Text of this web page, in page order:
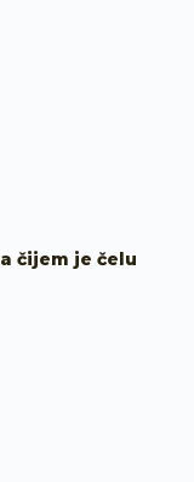
čijem je čelu